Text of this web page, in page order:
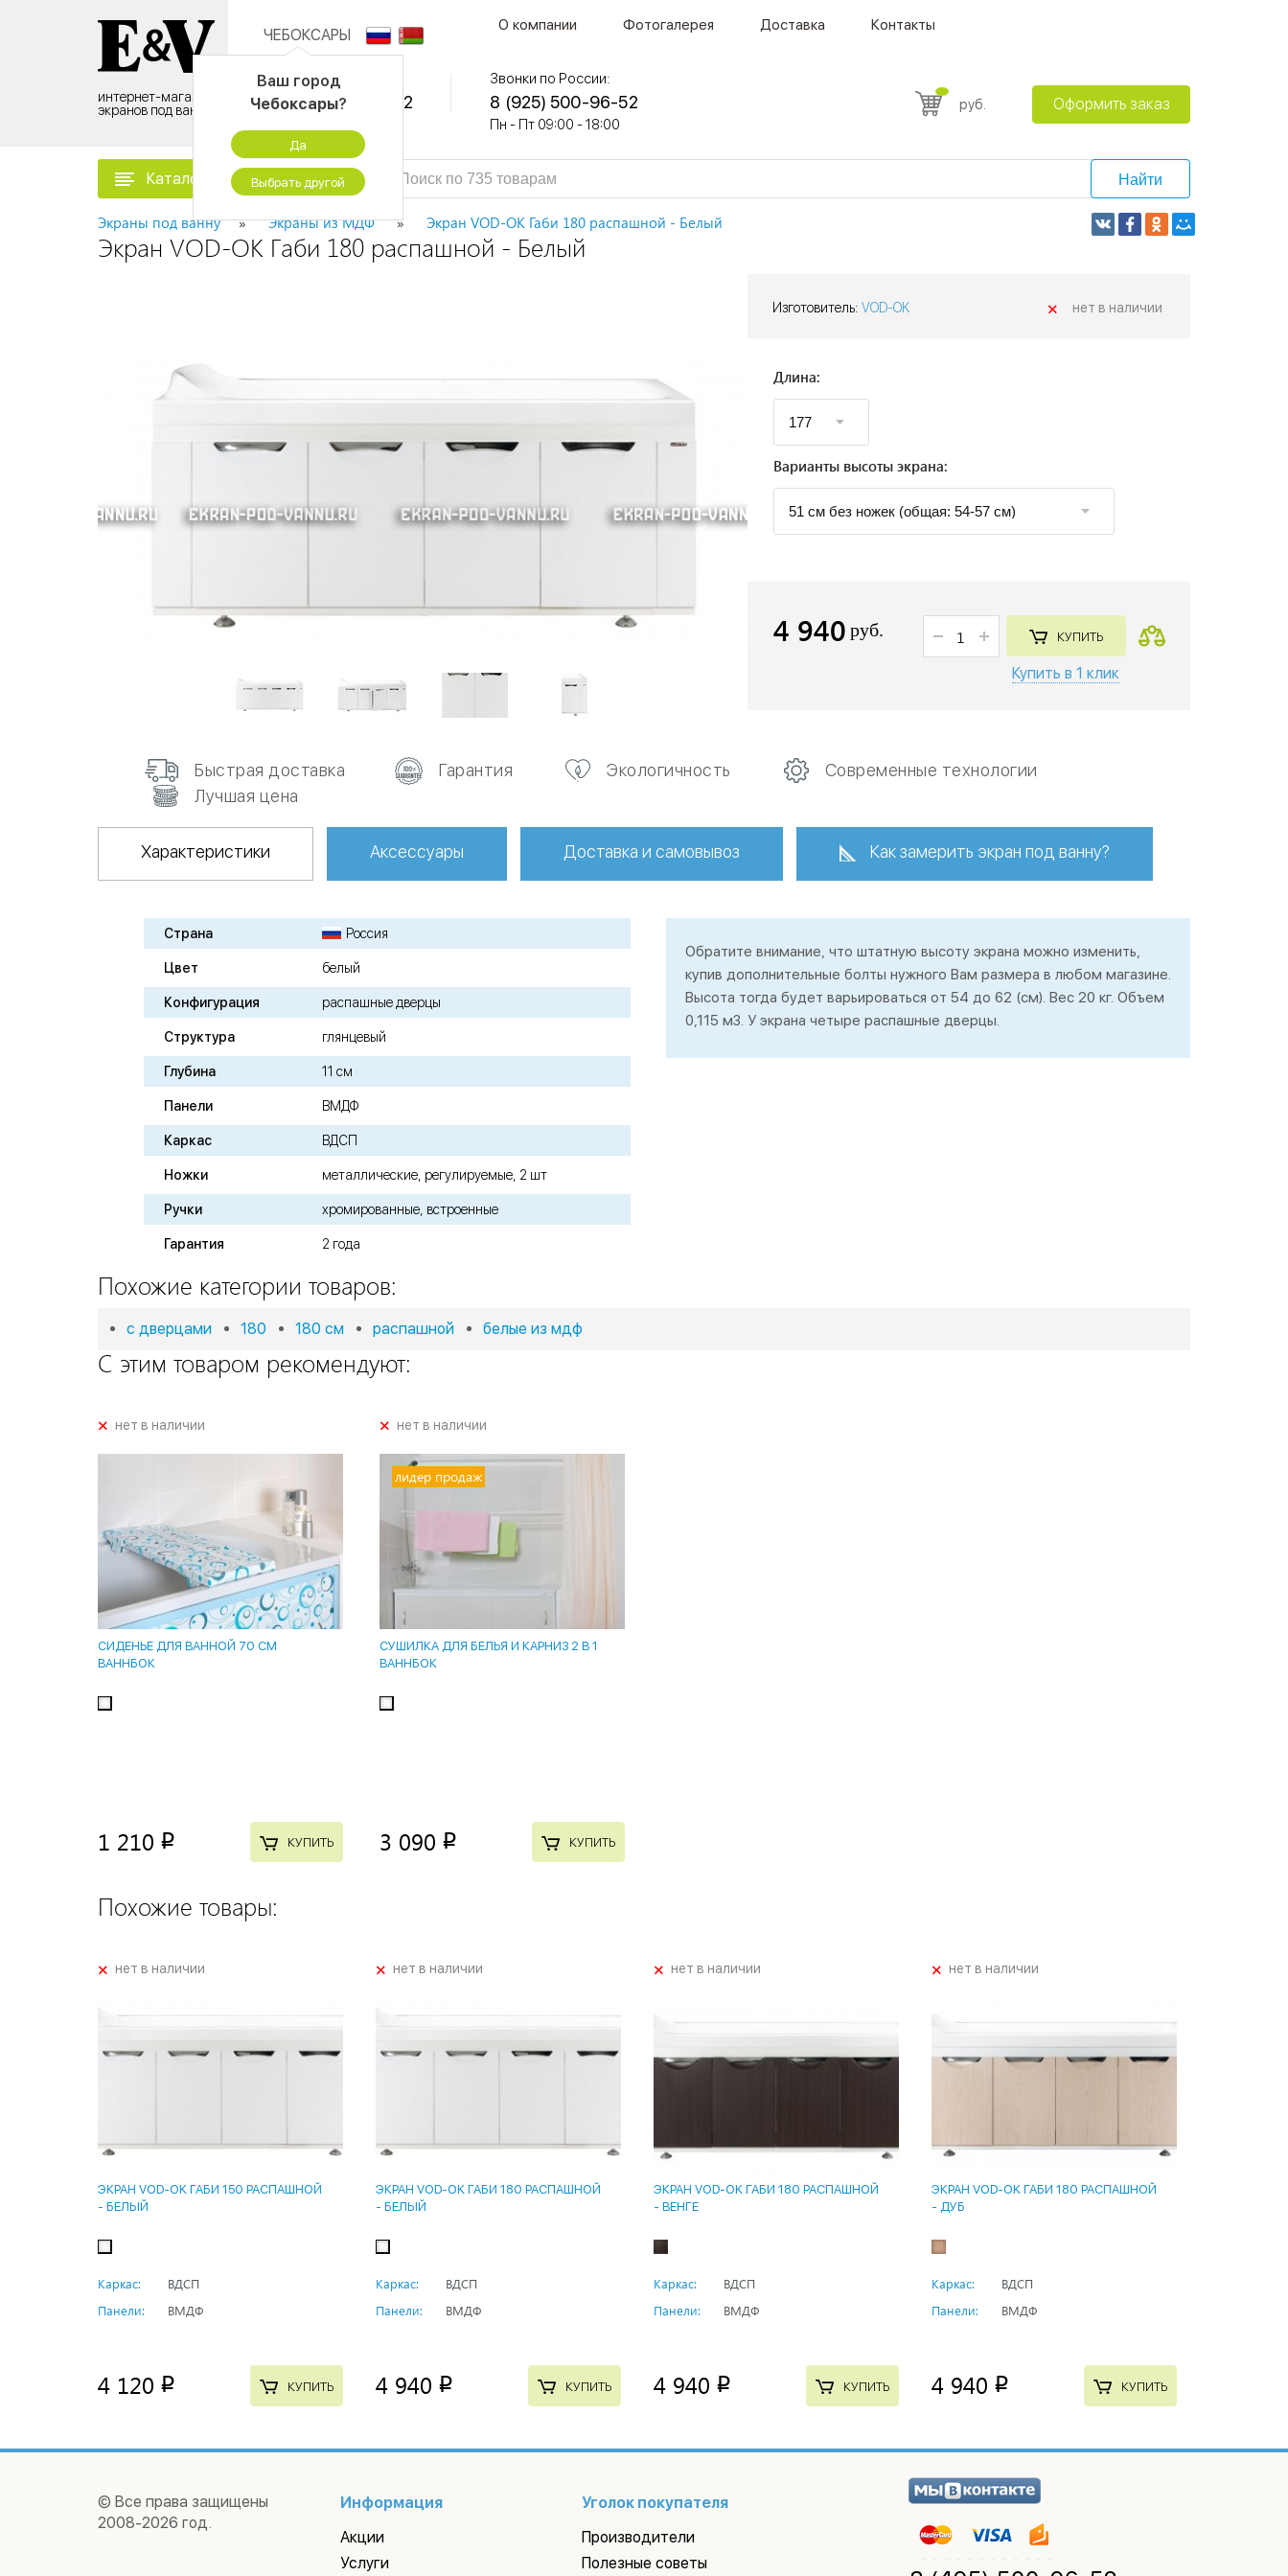
интернет-магазин
экранов под ванну
ЧЕБОКСАРЫ
Ваш город
Чебоксары?
Да
Выбрать другой
О компании Фотогалерея Доставка Контакты
Контактный центр:
8 (495) 500-96-52
Звонки по России:
8 (925) 500-96-52
Пн - Пт 09:00 - 18:00
руб. Оформить заказ
Каталог товаров Найти
Экраны под ванну Экраны из МДФ Экран VOD-OK Габи 180 распашной - Белый
Экран VOD-OK Габи 180 распашной - Белый
Изготовитель: VOD-OK + нет в наличии
Длина:
Варианты высоты экрана:
4 940 руб. КУПИТЬ
Купить в 1 клик
Быстрая доставка Гарантия Экологичность
Современные технологии
Лучшая цена
Характеристики Аксессуары Доставка и самовывоз Как замерить экран под ванну?
Страна Россия
Цвет белый
Конфигурация распашные дверцы
Структура глянцевый
Глубина 11 см
Панели ВМДФ
Каркас ВДСП
Ножки металлические, регулируемые, 2 шт
Ручки хромированные, встроенные
Гарантия 2 года
Обратите внимание, что штатную высоту экрана можно изменить,
купив дополнительные болты нужного Вам размера в любом магазине.
Высота тогда будет варьироваться от 54 до 62 (см). Вес 20 кг. Объем
0,115 м3. У экрана четыре распашные дверцы.
Похожие категории товаров:
с дверцами 180 180 см распашной белые из мдф
С этим товаром рекомендуют:
+нет в наличии
СИДЕНЬЕ ДЛЯ ВАННОЙ 70 СМ
ВАННБОК
1 210 p КУПИТЬ
+нет в наличии
лидер продаж
СУШИЛКА ДЛЯ БЕЛЬЯ И КАРНИЗ 2 В 1
ВАННБОК
3 090 p КУПИТЬ
Похожие товары:
+нет в наличии
ЭКРАН VOD-OK ГАБИ 150 РАСПАШНОЙ
- БЕЛЫЙ
Каркас:
ВДСП
Панели:
ВМДФ
4 120 p КУПИТЬ
+нет в наличии
ЭКРАН VOD-OK ГАБИ 180 РАСПАШНОЙ
- БЕЛЫЙ
Каркас:
ВДСП
Панели:
ВМДФ
4 940 p КУПИТЬ
+нет в наличии
ЭКРАН VOD-OK ГАБИ 180 РАСПАШНОЙ
- ВЕНГЕ
Каркас:
ВДСП
Панели:
ВМДФ
4 940 p КУПИТЬ
+нет в наличии
ЭКРАН VOD-OK ГАБИ 180 РАСПАШНОЙ
- ДУБ
Каркас:
ВДСП
Панели:
ВМДФ
4 940 p КУПИТЬ
© Все права защищены
2008-2026 год.
Информация
Акции
Услуги
Уголок покупателя
Производители
Полезные советы